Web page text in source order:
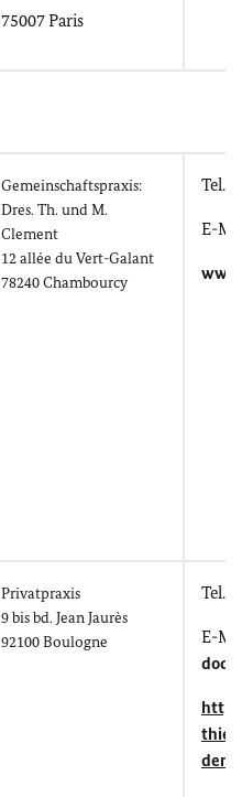
75007 Paris
Gemeinschaftspraxis:
Dres. Th. undM.
Clement
12allée du Vert-Galant
78240Chambourcy
Tel.:
E-
Privatpraxis
9 bisbd. Jean Jaurès
92100Boulogne
Tel.:
E-